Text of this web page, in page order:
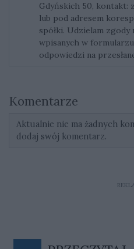
Gdyńskich 50, kontakt:
lub pod adresem
spółki. Udzielam
wpisanych w
odpowiedzi na
Komentarze
Aktualnie nie ma żadnych
dodaj swój komentarz.